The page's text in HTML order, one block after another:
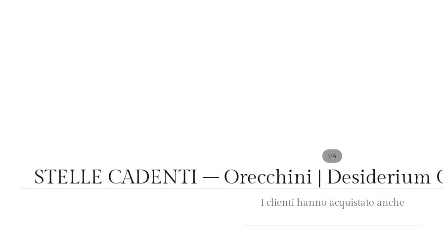
1/4
STELLE CADENTI – Orecchini | Desiderium
I clienti hanno acquistato anche